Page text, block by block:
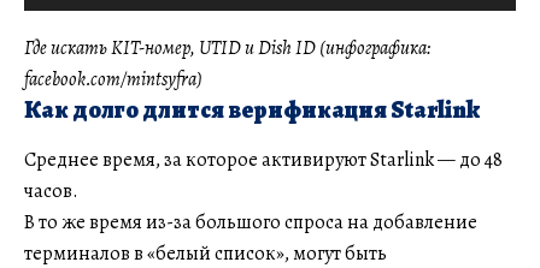
Где искать KIT-номер, UTID и Dish ID (инфографика:
facebook.com/mintsyfra)
Как долго длится верификация Starlink
Среднее время, за которое активируют Starlink — до 48
часов.
В то же время из-за большого спроса на добавление
терминалов в «белый список», могут быть